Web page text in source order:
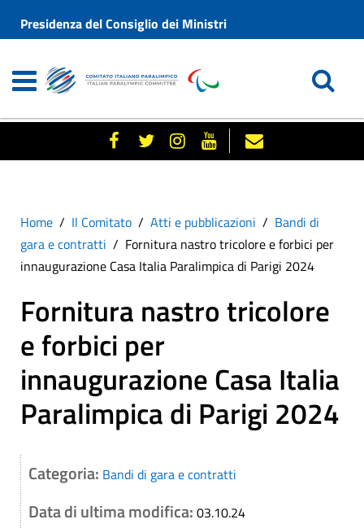
Presidenza del Consiglio dei Ministri
Home Il Comitato Atti e pubblicazioni
Bandi di
gara e contratti
Fornitura nastro tricolore e forbici per
innaugurazione Casa Italia Paralimpica di Parigi 2024
Fornitura nastro tricolore
e forbici per
innaugurazione Casa Italia
Paralimpica di Parigi 2024
Categoria: Bandi di gara e contratti
Data di ultima modifica: 03.10.24